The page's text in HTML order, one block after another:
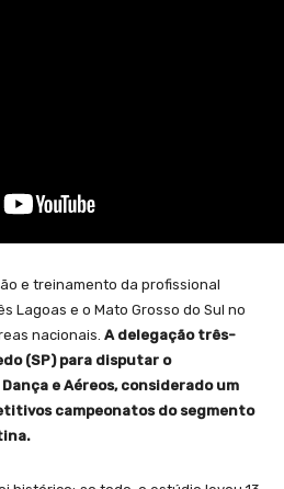
e treinamento da profissional
Lagoas e o Mato Grosso do Sul no
nacionais. A delegação três-
(SP) para disputar o
e Aéreos, considerado um
campeonatos do segmento